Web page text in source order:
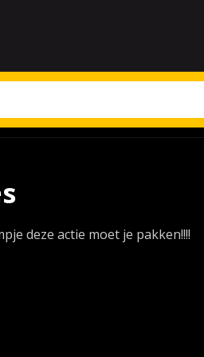
deze actie moet je pakken!!!!